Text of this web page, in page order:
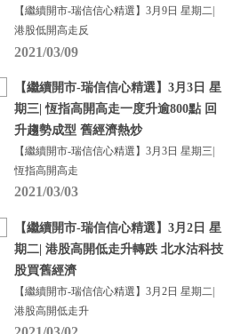
【繼續開市-瑞信信心精選】3月9日 星期二|
港股低開高走反
2021/03/09
【繼續開市-瑞信信心精選】3月3日 星
期三| 恆指高開高走一度升逾800點 回
升趨勢成型 舊經濟熱炒
【繼續開市-瑞信信心精選】3月3日 星期三|
恆指高開高走
2021/03/03
【繼續開市-瑞信信心精選】3月2日 星
期二| 港股高開低走升轉跌 北水沽科技
股買舊經濟
【繼續開市-瑞信信心精選】3月2日 星期二|
港股高開低走升